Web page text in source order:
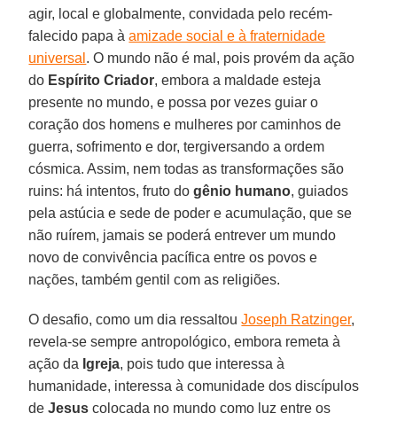
agir, local e globalmente, convidada pelo recém-
falecido papa àamizade social e à fraternidade
universal . O mundo não é mal, pois provém da ação
do Espírito Criador, embora a maldade esteja
presente no mundo, e possa por vezes guiar o
coração dos homens e mulheres por caminhos de
guerra, sofrimento e dor, tergiversando a ordem
cósmica. Assim, nem todas as transformações são
ruins: há intentos, fruto dogênio humano, guiados
pela astúcia e sede de poder e acumulação, que se
não ruírem, jamais se poderá entrever um mundo
novo de convivência pacífica entre os povos e
nações, também gentil com as religiões.
O desafio, como um dia ressaltouJoseph Ratzinger,
revela-se sempre antropológico, embora remeta à
ação da Igreja, pois tudo que interessa à
humanidade, interessa à comunidade dos discípulos
deJesus colocada no mundo como luz entre os